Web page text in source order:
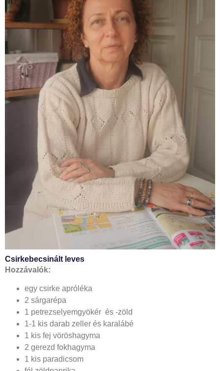
Csirkebecsinált leves
Hozzávalók:
egy csirke apróléka
2 sárgarépa
1 petrezselyemgyökér és -zöld
1-1 kis darab zeller és karalábé
1 kis fej vöröshagyma
2 gerezd fokhagyma
1 kis paradicsom